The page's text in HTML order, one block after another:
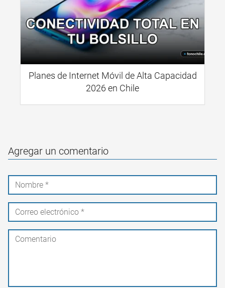
Planes de Internet Móvil de Alta Capacidad
2026 en Chile
Agregar un comentario